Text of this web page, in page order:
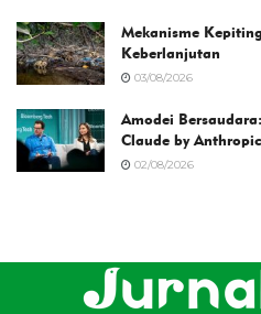
Mekanisme
Keberlanjutan
03/08/2026
Amodei
Claude by Anthropic
02/08/2026